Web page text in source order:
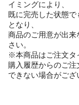
イミングにより、
既に完売した状態
となり、
商品のご用意が出
さい。
※本商品はご注文タ
購入履歴からのご
できない場合がござ